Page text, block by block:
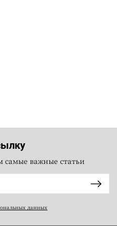
самые важные статьи
данных